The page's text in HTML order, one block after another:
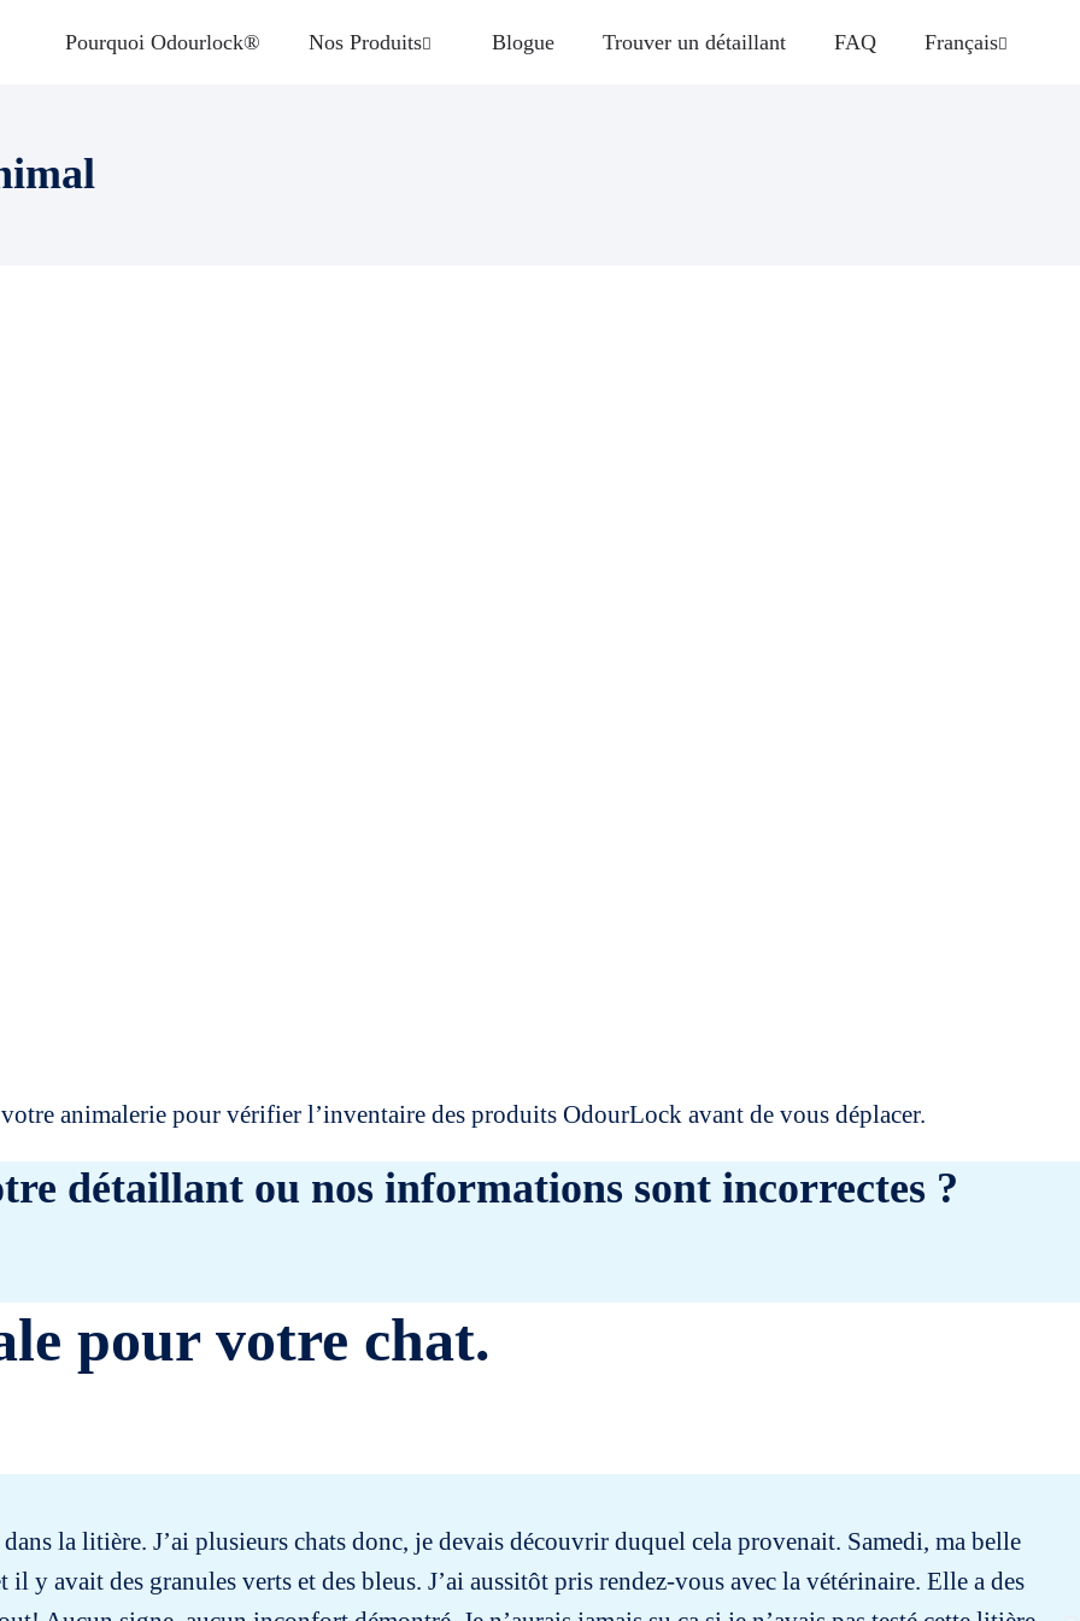
Pourquoi Odourlock® Nos Produits Blogue Trouver un détaillant FAQ Français
animalerie pour vérifier l’inventaire des produits OdourLock avant de vous déplacer.
détaillant ou nos informations sont incorrectes ?
pour votre chat.
la litière. J’ai plusieurs chats donc, je devais découvrir duquel cela provenait. Samedi, ma belle
y avait des granules verts et des bleus. J’ai aussitôt pris rendez-vous avec la vétérinaire. Elle a des